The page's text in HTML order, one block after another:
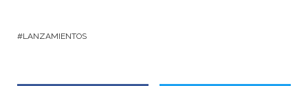
LANZAMIENTOS